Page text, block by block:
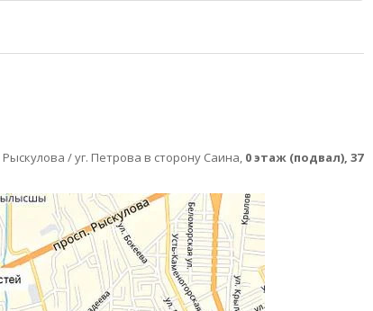
Рыскулова / уг. Петрова в сторону Саина, 0 этаж (подвал), 37